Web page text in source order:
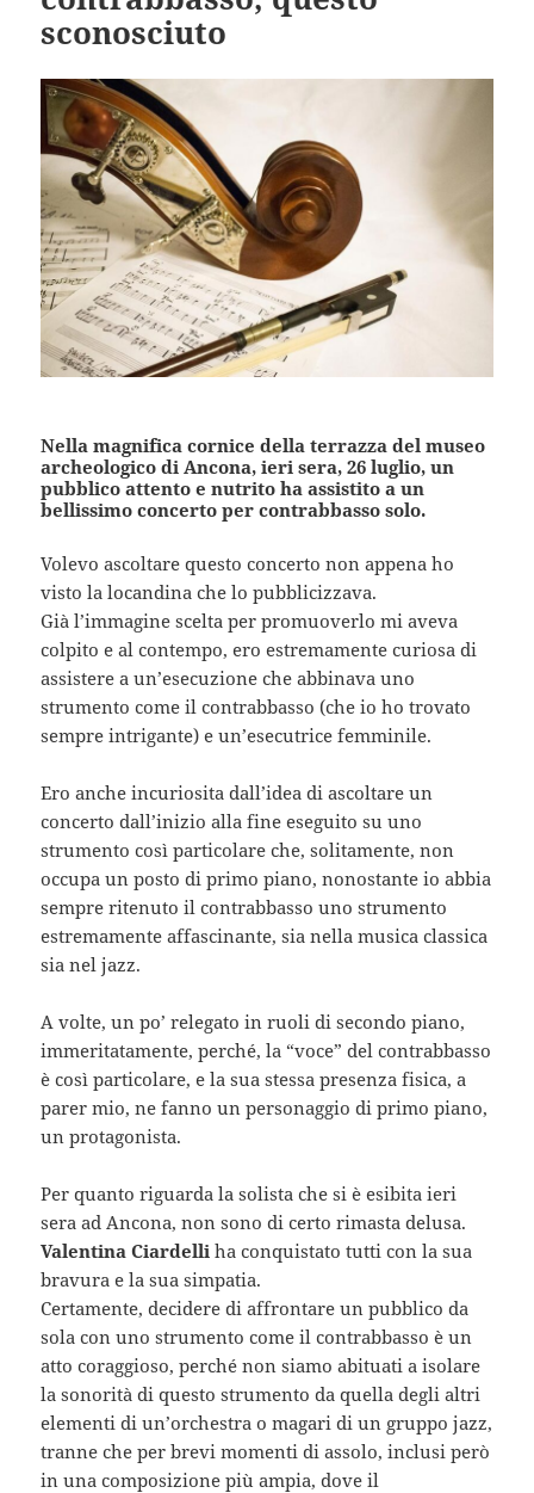
sconosciuto
Nella magnifica cornice della terrazza del museo
archeologico di Ancona, ieri sera, 26 luglio, un
pubblico attento e nutrito ha assistito a un
bellissimo concerto per contrabbasso solo.
Volevo ascoltare questo concerto non appena ho
visto la locandina che lo pubblicizzava.
Già l’immagine scelta per promuoverlo mi aveva
colpito e al contempo, ero estremamente curiosa di
assistere a un’esecuzione che abbinava uno
strumento come il contrabbasso (che io ho trovato
sempre intrigante) e un’esecutrice femminile.
Ero anche incuriosita dall’idea di ascoltare un
concerto dall’inizio alla fine eseguito su uno
strumento così particolare che, solitamente, non
occupa un posto di primo piano, nonostante io abbia
sempre ritenuto il contrabbasso uno strumento
estremamente affascinante, sia nella musica classica
sia nel jazz.
A volte, un po’ relegato in ruoli di secondo piano,
immeritatamente, perché, la “voce” del contrabbasso
è così particolare, e la sua stessa presenza fisica, a
parer mio, ne fanno un personaggio di primo piano,
un protagonista.
Per quanto riguarda la solista che si è esibita ieri
sera ad Ancona, non sono di certo rimasta delusa.
Valentina Ciardelli ha conquistato tutti con la sua
bravura e la sua simpatia.
Certamente, decidere di affrontare un pubblico da
sola con uno strumento come il contrabbasso è un
atto coraggioso, perché non siamo abituati a isolare
la sonorità di questo strumento da quella degli altri
elementi di un’orchestra o magari di un gruppo jazz,
tranne che per brevi momenti di assolo, inclusi però
in una composizione più ampia, dove il